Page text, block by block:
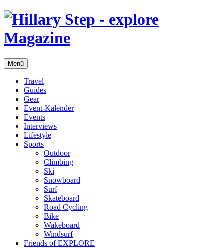
Menü
Travel
Guides
Gear
Event-Kalender
Events
Interviews
Lifestyle
Sports
Outdoor
Climbing
Ski
Snowboard
Surf
Skateboard
Road Cycling
Bike
Wakeboard
Windsurf
Friends of EXPLORE